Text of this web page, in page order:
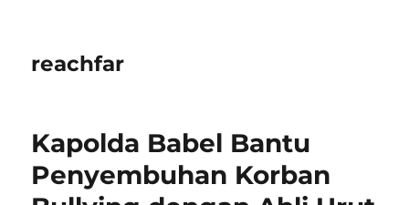
reachfar
Kapolda Babel Bantu
Penyembuhan Korban